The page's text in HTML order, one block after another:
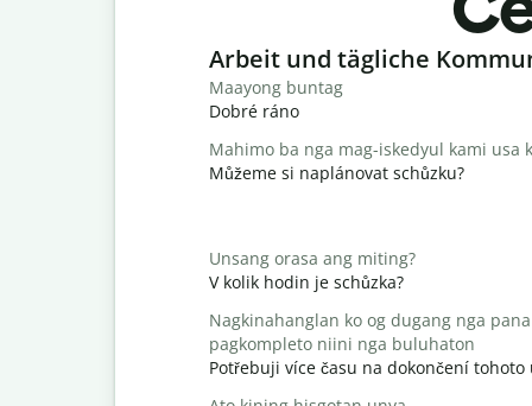
Slide 1 of 6
Arbeit und tägliche
Maayong buntag
Dobré ráno
Mahimo ba nga mag-iskedyul kami usa
Můžeme si naplánovat schůzku?
Unsang orasa ang miting?
V kolik hodin je schůzka?
Nagkinahanglan ko og dugang nga
pagkompleto niini nga buluhaton
Potřebuji více času na dokončení tohoto